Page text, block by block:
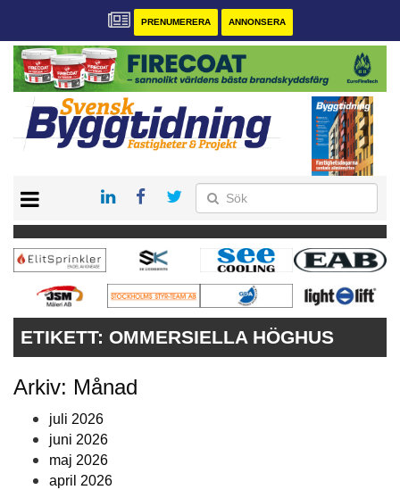
PRENUMERERA ANNONSERA
PRENUMERERA
VÅRA ANDRA MAGASIN
ANNONSERA
ETIKETT: OMMERSIELLA HÖGHUS
Arkiv: Månad
juli 2026
juni 2026
maj 2026
april 2026